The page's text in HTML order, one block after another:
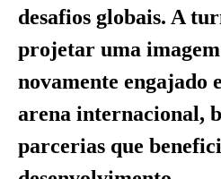
desafios globais. A
projetar uma
novamente engajado
arena internacional,
parcerias que